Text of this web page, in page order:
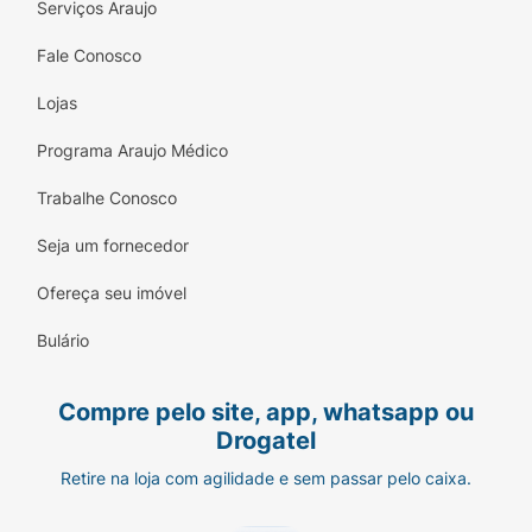
problemas leves a moderados no fígado,
médico, respeitando os horários, as doses e a
duração do tratamento.
Quais os benefícios do Geodon para
saúde mental?
O Geodon oferece benefícios importantes
Controle eficaz dos sintomas da
esquizofrenia, incluindo alucinações,
delírios e pensamentos desorganizados;
Serviços Araujo
Fale Conosco
Lojas
Programa Araujo Médico
Trabalhe Conosco
Seja um fornecedor
Ofereça seu imóvel
Bulário
Compre pelo site, app, whatsapp ou
Drogatel
Retire na loja com agilidade e sem passar pelo caixa.